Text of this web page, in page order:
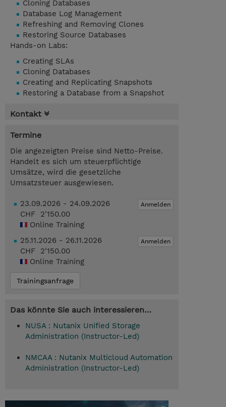
Cloning Databases
Database Log Management
Refreshing and Removing Clones
Restoring Source Databases
Hands-on Labs:
Creating SLAs
Cloning Databases
Creating and Replicating Snapshots
Restoring a Database from a Snapshot
Kontakt
Termine
Die angezeigten Preise sind Netto-Preise.
Handelt es sich um steuerpflichtige
Umsätze, wird die gesetzliche
Umsatzsteuer ausgewiesen.
Anmelden
23.09.2026 - 24.09.2026
CHF 2'150.00
Online Training
Anmelden
25.11.2026 - 26.11.2026
CHF 2'150.00
Online Training
Trainingsanfrage
Das könnte Sie auch interessieren…
NUSA : Nutanix Unified Storage
Administration (Instructor-Led)
NMCAA : Nutanix Multicloud Automation
Administration (Instructor-Led)